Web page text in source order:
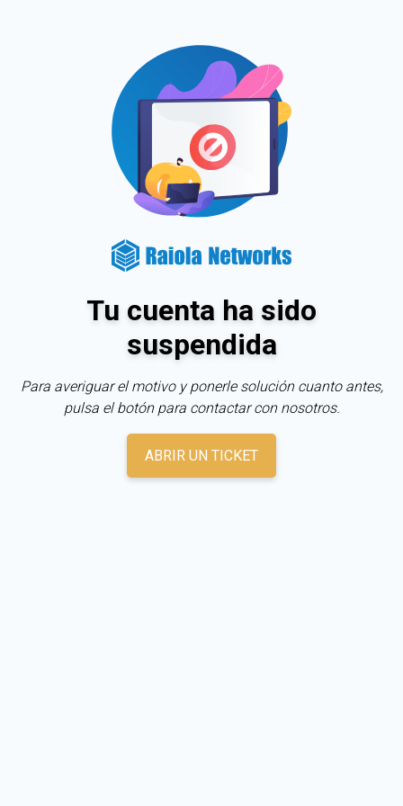
Tu cuenta ha sido
suspendida
Para averiguar el motivo y ponerle solución cuanto antes,
pulsa el botón para contactar con nosotros.
ABRIR UN TICKET